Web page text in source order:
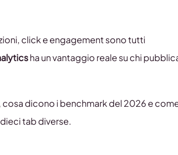
click e engagement sono tutti
ha un vantaggio reale su chi
cosa dicono i benchmark del 2026 e
tab diverse.